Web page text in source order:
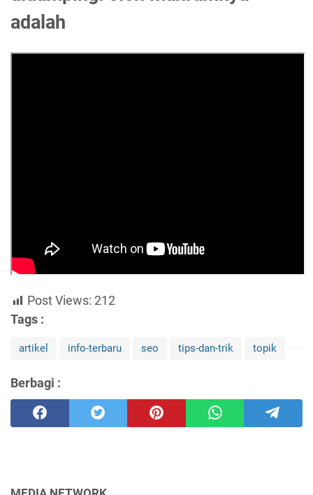
adalah
Post Views: 212
Tags :
artikel info-terbaru seo tips-dan-trik topik
Berbagi :